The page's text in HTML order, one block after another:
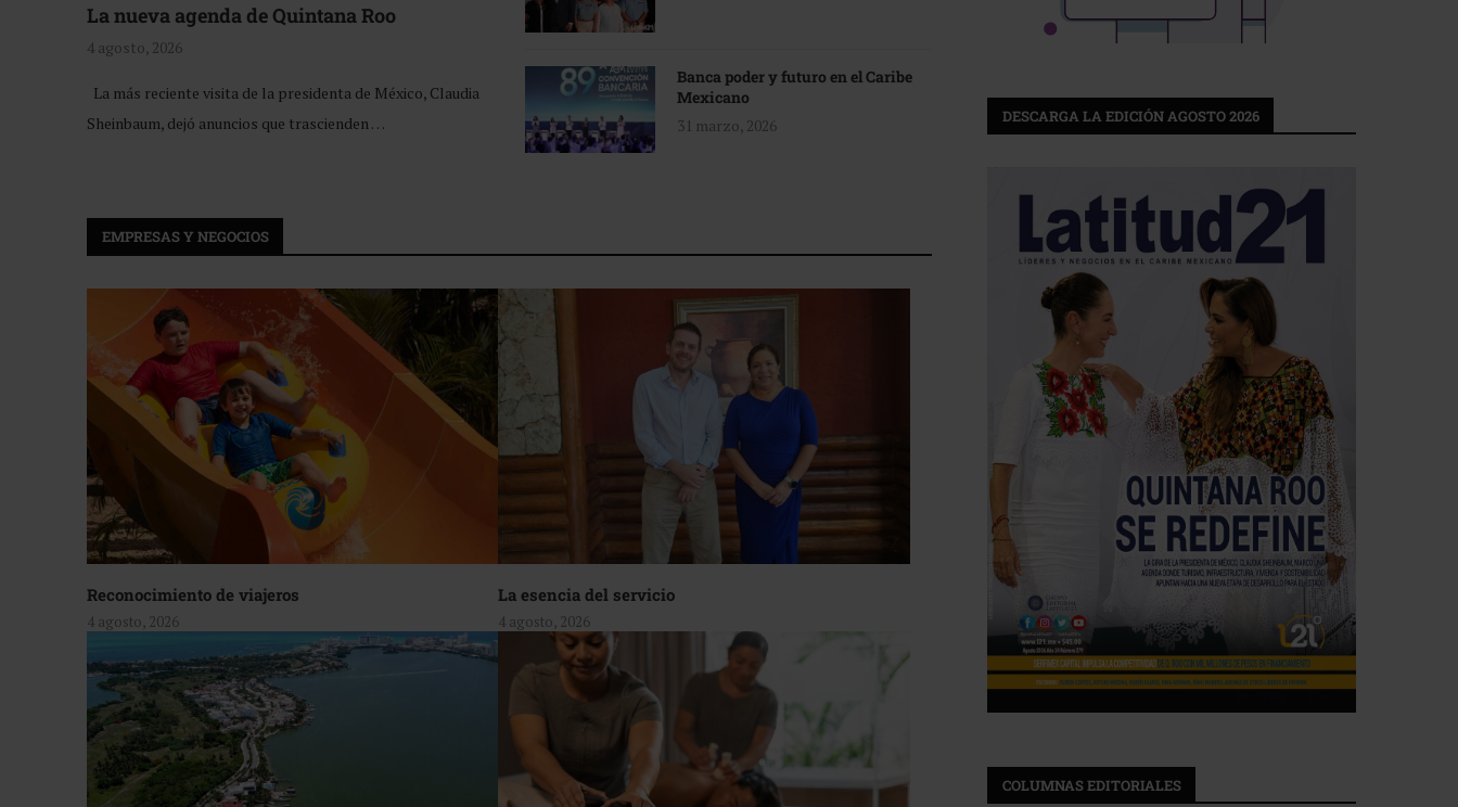
La nueva agenda de Quintana Roo
4 agosto, 2026
La más reciente visita de la presidenta de México, Claudia
Sheinbaum, dejó anuncios que trascienden …
Banca poder y futuro en el Caribe
Mexicano
31 marzo, 2026
EMPRESAS Y NEGOCIOS
Reconocimiento de viajeros
4 agosto, 2026
La esencia del servicio
4 agosto, 2026
DESCARGA LA EDICIÓN AGOSTO 2026
COLUMNAS EDITORIALES